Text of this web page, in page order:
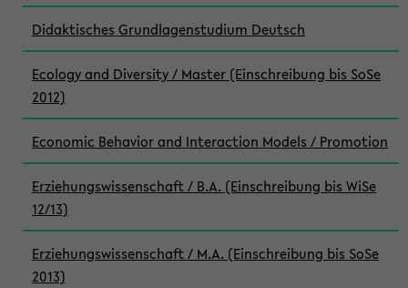
Didaktisches Grundlagenstudium Deutsch
Ecology and Diversity / Master (Einschreibung bis SoSe
2012)
Economic Behavior and Interaction Models / Promotion
Erziehungswissenschaft / B.A. (Einschreibung bis WiSe
12/13)
Erziehungswissenschaft / M.A. (Einschreibung bis SoSe
2013)